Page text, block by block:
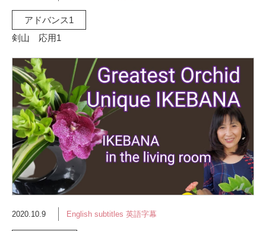
アドバンス1
剣山 応用1
2020.10.9 English subtitles 英語字幕